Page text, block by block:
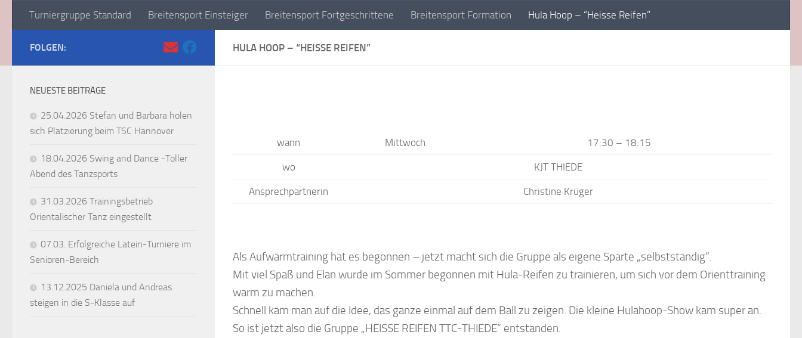
Zum Inhalt springen
Thieder Tanzsport Center- wo tanzen Spass macht
Turniergruppe Standard Breitensport Einsteiger Breitensport Fortgeschrittene Breitensport Formation Hula Hoop – “Heisse Reifen”
HULA HOOP – “HEISSE REIFEN”
wann Mittwoch 17:30 – 18:15
wo KJT THIEDE
Ansprechpartnerin Christine Krüger
Als Aufwärmtraining hat es begonnen – jetzt macht sich die Gruppe als eigene Sparte „selbstständig“.
Mit viel Spaß und Elan wurde im Sommer begonnen mit Hula-Reifen zu trainieren, um sich vor dem Orienttraining
warm zu machen.
Schnell kam man auf die Idee, das ganze einmal auf dem Ball zu zeigen. Die kleine Hulahoop-Show kam super an.
So ist jetzt also die Gruppe „HEISSE REIFEN TTC-THIEDE“ entstanden.
FOLGEN:
NEUESTE BEITRÄGE
25.04.2026 Stefan und Barbara holen
sich Platzierung beim TSC Hannover
18.04.2026 Swing and Dance -Toller
Abend des Tanzsports
31.03.2026 Trainingsbetrieb
Orientalischer Tanz eingestellt
07.03. Erfolgreiche Latein-Turniere im
Senioren-Bereich
13.12.2025 Daniela und Andreas
steigen in die S-Klasse auf